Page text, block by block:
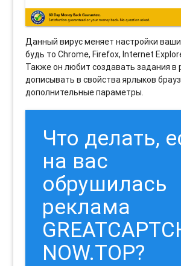
Данный вирус меняет настройки
будь то Chrome, Firefox, Internet
Также он любит создавать задания в
дописывать в свойства ярлыков
дополнительные параметры.
Что делать,
на вас
обрушилась
реклама
NOW.TOP?